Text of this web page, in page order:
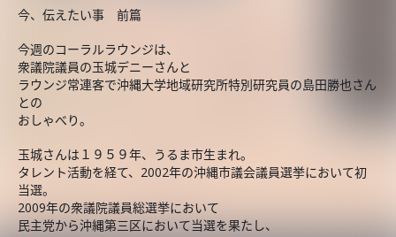
今、伝えたい事 前篇
今週のコーラルラウンジは、
衆議院議員の玉城デニーさんと
ラウンジ常連客で沖縄大学地域研究所特別研究員の島田勝也さん
との
おしゃべり。
玉城さんは１９５９年、うるま市生まれ。
タレント活動を経て、2002年の沖縄市議会議員選挙において初
当選。
2009年の衆議院議員総選挙において
民主党から沖縄第三区において当選を果たし、